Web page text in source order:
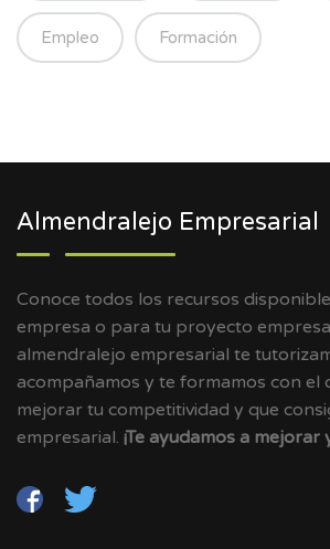
Empleo Formación
Almendralejo Empresarial
Conoce todos los recursos
empresa o para tu proyecto
almendralejo empresarial te
acompañamos y te formamos con el
mejorar tu competitividad y que
empresarial. ¡Te ayudamos a mejorar